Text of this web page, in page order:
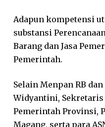
Adapun kompetensi
substansi
Barang dan Jasa
Pemerintah.
Selain Menpan RB
Widyantini, Sekretaris
Pemerintah Provinsi,
Magang, serta para